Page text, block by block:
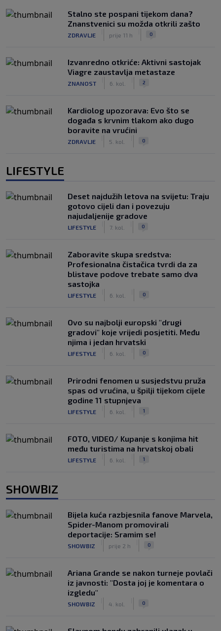
Stalno ste pospani tijekom dana?
Znanstvenici su možda otkrili zašto
ZDRAVLJE prije 11 h 0
Izvanredno otkriće: Aktivni sastojak
Viagre zaustavlja metastaze
ZNANOST 6. kol. 2
Kardiolog upozorava: Evo što se
događa s krvnim tlakom ako dugo
boravite na vrućini
ZDRAVLJE 5. kol. 0
LIFESTYLE
Deset najdužih letova na svijetu: Traju
gotovo cijeli dan i povezuju
najudaljenije gradove
LIFESTYLE 7. kol. 0
Zaboravite skupa sredstva:
Profesionalna čistačica tvrdi da za
blistave podove trebate samo dva
sastojka
LIFESTYLE 6. kol. 0
Ovo su najbolji europski "drugi
gradovi" koje vrijedi posjetiti. Među
njima i jedan hrvatski
LIFESTYLE 6. kol. 0
Prirodni fenomen u susjedstvu pruža
spas od vrućina, u špilji tijekom cijele
godine 11 stupnjeva
LIFESTYLE 6. kol. 1
FOTO, VIDEO/ Kupanje s konjima hit
među turistima na hrvatskoj obali
LIFESTYLE 6. kol. 1
SHOWBIZ
Bijela kuća razbjesnila fanove Marvela,
Spider-Manom promovirali
deportacije: Sramim se!
SHOWBIZ prije 2 h 0
Ariana Grande se nakon turneje povlači
iz javnosti: "Dosta joj je komentara o
izgledu"
SHOWBIZ 4. kol. 0